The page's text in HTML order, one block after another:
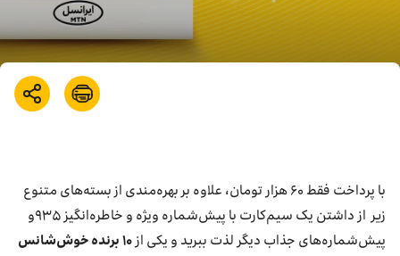
سرویس‌های ویژه
EN
با پرداخت فقط ۶۰ هزار تومان، علاوه بر بهره‌مندی از بسته‌های متنوع
زیر از داشتن یک سیم‌کارت با پیش‌شماره ویژه و خاطره‌انگیز ۹۳۵و
پیش‌شماره‌های جذاب دیگر لذت ببرید و یکی از۱۰برنده خوش‌شانس